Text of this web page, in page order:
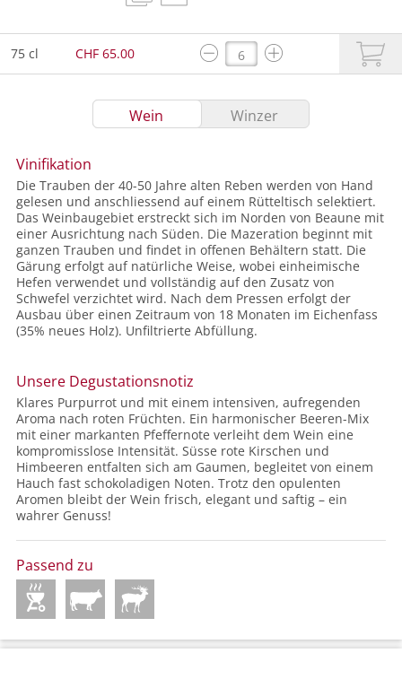
75 cl CHF 65.00
Wein Winzer
Vinifikation
Die Trauben der 40-50 Jahre alten Reben werden von Hand
gelesen und anschliessend auf einem Rütteltisch selektiert.
Das Weinbaugebiet erstreckt sich im Norden von Beaune mit
einer Ausrichtung nach Süden. Die Mazeration beginnt mit
ganzen Trauben und findet in offenen Behältern statt. Die
Gärung erfolgt auf natürliche Weise, wobei einheimische
Hefen verwendet und vollständig auf den Zusatz von
Schwefel verzichtet wird. Nach dem Pressen erfolgt der
Ausbau über einen Zeitraum von 18 Monaten im Eichenfass
(35% neues Holz). Unfiltrierte Abfüllung.
Unsere Degustationsnotiz
Klares Purpurrot und mit einem intensiven, aufregenden
Aroma nach roten Früchten. Ein harmonischer Beeren-Mix
mit einer markanten Pfeffernote verleiht dem Wein eine
kompromisslose Intensität. Süsse rote Kirschen und
Himbeeren entfalten sich am Gaumen, begleitet von einem
Hauch fast schokoladigen Noten. Trotz den opulenten
Aromen bleibt der Wein frisch, elegant und saftig – ein
wahrer Genuss!
Passend zu